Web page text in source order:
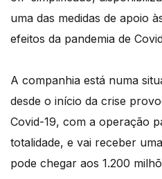
uma das medidas de apoio
efeitos da pandemia de
A companhia está numa
desde o início da crise
Covid-19, com a operação
totalidade, e vai receber
pode chegar aos 1.200